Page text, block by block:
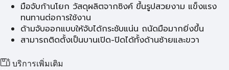
มือจับก้านโยก วัสดุผลิตจากซิงค์ ขึ้นรูปสวยงาม แข็งแรง
ทนทานต่อการใช้งาน
ด้ามจับออกแบบให้จับได้กระชับแน่น ถนัดมือมากยิ่งขึ้น
สามารถติดตั้งเป็นบานเปิด-ปิดได้ทั้งด้านซ้ายและขวา
บริการเพิ่มเติม